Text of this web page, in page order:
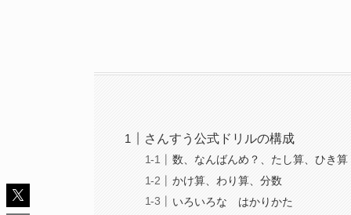
さんすう公式ドリルの構成
数、なんばんめ？、たし算、ひき算
かけ算、わり算、分数
いろいろな はかりかた